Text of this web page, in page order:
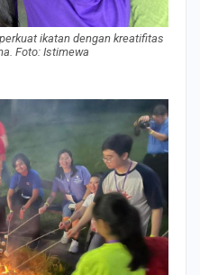
ikatan dengan kreatifitas
Foto: Istimewa